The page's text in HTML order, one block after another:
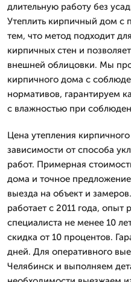
длительную работу без
Утеплить кирпичный дом
тем, что метод подходит
кирпичных стен и
внешней облицовки. Мы
кирпичного дома с
нормативов, гарантируем
с влажностью при
Цена утепления
зависимости от способа
работ. Примерная
дома и точное
выезда на объект и
работает с 2011 года, опыт
специалиста не менее 10
скидка от 10 процентов.
дней. Для оперативного
Челябинск и выполняем